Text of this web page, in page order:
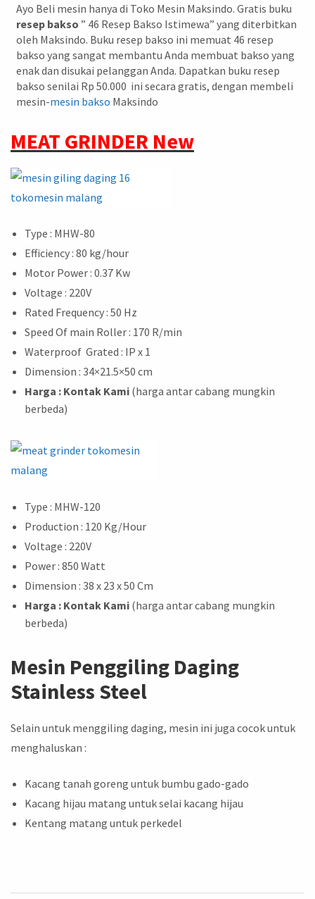
Ayo Beli mesin hanya di Toko Mesin Maksindo. Gratis buku
resep bakso ” 46 Resep Bakso Istimewa” yang diterbitkan
oleh Maksindo. Buku resep bakso ini memuat 46 resep
bakso yang sangat membantu Anda membuat bakso yang
enak dan disukai pelanggan Anda. Dapatkan buku resep
bakso senilai Rp 50.000 ini secara gratis, dengan membeli
mesin-mesin bakso Maksindo
MEAT GRINDER New
Type : MHW-80
Efficiency : 80 kg/hour
Motor Power : 0.37 Kw
Voltage : 220V
Rated Frequency : 50 Hz
Speed Of main Roller : 170 R/min
Waterproof Grated : IP x 1
Dimension : 34×21.5×50 cm
Harga : Kontak Kami (harga antar cabang mungkin
berbeda)
Type : MHW-120
Production : 120 Kg/Hour
Voltage : 220V
Power : 850 Watt
Dimension : 38 x 23 x 50 Cm
Harga : Kontak Kami (harga antar cabang mungkin
berbeda)
Mesin Penggiling Daging
Stainless Steel
Selain untuk menggiling daging, mesin ini juga cocok untuk
menghaluskan :
Kacang tanah goreng untuk bumbu gado-gado
Kacang hijau matang untuk selai kacang hijau
Kentang matang untuk perkedel